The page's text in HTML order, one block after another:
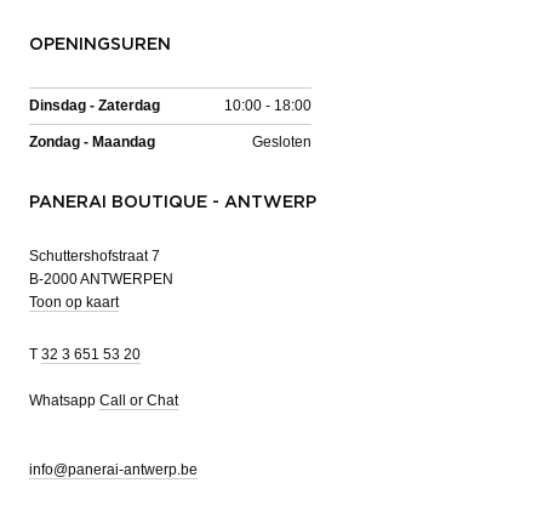
OPENINGSUREN
Dinsdag - Zaterdag 10:00 - 18:00
Zondag - Maandag Gesloten
PANERAI BOUTIQUE - ANTWERP
Schuttershofstraat 7
B-2000 ANTWERPEN
Toon op kaart
T 32 3 651 53 20
Whatsapp Call or Chat
info@panerai-antwerp.be